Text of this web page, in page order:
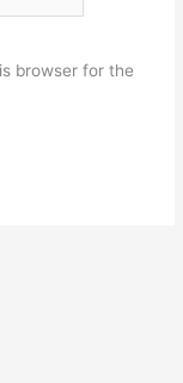
browser for the